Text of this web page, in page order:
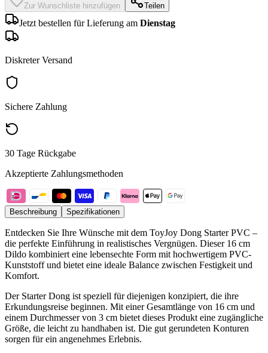
Zur Wunschliste hinzufügen Teilen
Jetzt bestellen für Lieferung am Dienstag
Diskreter Versand
Sichere Zahlung
30 Tage Rückgabe
Akzeptierte Zahlungsmethoden
Beschreibung Spezifikationen
Entdecken Sie Ihre Wünsche mit dem ToyJoy Dong Starter PVC –
die perfekte Einführung in realistisches Vergnügen. Dieser 16 cm
Dildo kombiniert eine lebensechte Form mit hochwertigem PVC-
Kunststoff und bietet eine ideale Balance zwischen Festigkeit und
Komfort.
Der Starter Dong ist speziell für diejenigen konzipiert, die ihre
Erkundungsreise beginnen. Mit einer Gesamtlänge von 16 cm und
einem Durchmesser von 3 cm bietet dieses Produkt eine zugängliche
Größe, die leicht zu handhaben ist. Die gut gerundeten Konturen
sorgen für ein angenehmes Erlebnis.